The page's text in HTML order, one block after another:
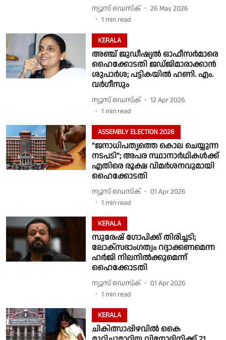
ന്യൂസ് ഡെസ്ക്
26 May 2026
1 min read
KERALA
അഞ്ച് ജുഡീഷ്യൽ ഓഫീസർമാരെ
ഹൈക്കോടതി ജഡ്ജിമാരാക്കാൻ
ശുപാർശ; പട്ടികയിൽ ഹണി. എം.
വർഗീസും
ന്യൂസ് ഡെസ്ക്
12 Apr 2026
1 min read
ASSEMBLY ELECTION 2026
"ജനാധിപത്യത്തെ കൊല ചെയ്യുന്ന
നടപടി"; അപര സ്ഥാനാർഥികൾക്ക്
എതിരെ രൂക്ഷ വിമർശനവുമായി
ഹൈക്കോടതി
ന്യൂസ് ഡെസ്ക്
01 Apr 2026
1 min read
KERALA
സുരേഷ് ഗോപിക്ക് തിരിച്ചടി;
ലോക്‌സഭാംഗത്വം റദ്ദാക്കണമെന്ന
ഹർജി നിലനിൽക്കുമെന്ന്
ഹൈക്കോടതി
ന്യൂസ് ഡെസ്ക്
01 Apr 2026
1 min read
KERALA
ചികിത്സാപ്പിഴവിൽ കൈ